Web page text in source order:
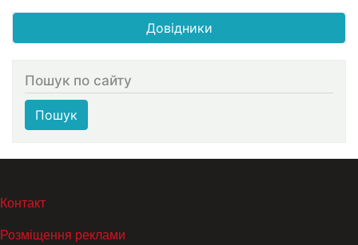
Довідники
Пошук по сайту
Пошук
МЕНЮ В ПОДВАЛЕ
Контакт
Розміщення реклами